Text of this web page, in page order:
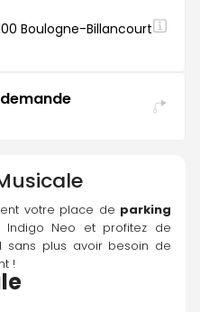
Boulogne-Billancourt
votre place de parking
Neo et profitez de
sans plus avoir besoin de
!